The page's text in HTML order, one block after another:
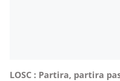
LOSC : Partira, partira